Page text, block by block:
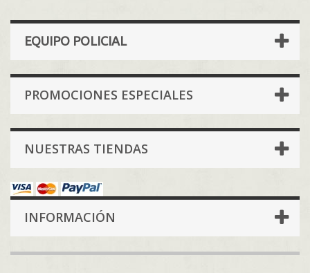
EQUIPO POLICIAL
PROMOCIONES ESPECIALES
NUESTRAS TIENDAS
INFORMACIÓN